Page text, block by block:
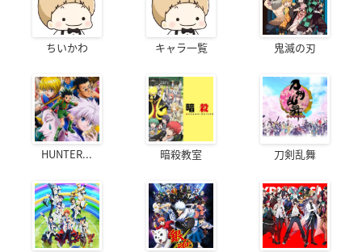
ちいかわ キャラ一覧 鬼滅の刃
HUNTER... 暗殺教室 刀剣乱舞